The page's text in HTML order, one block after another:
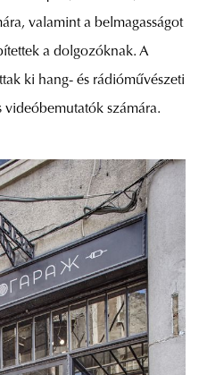
valamint a belmagasságot
a dolgozóknak. A
ki hang- és rádióművészeti
videóbemutatók számára.